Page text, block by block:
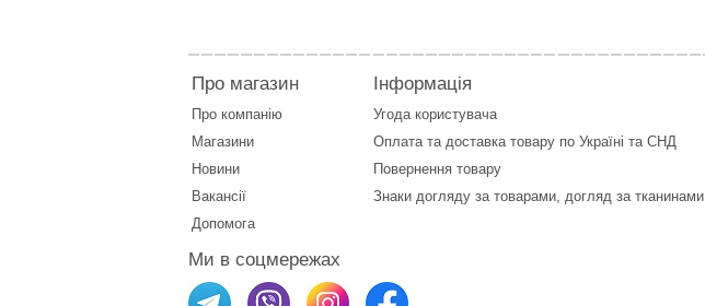
Про магазин
Про компанію
Магазини
Новини
Вакансії
Допомога
Інформація
Угода користувача
Оплата та доставка товару по Україні та СНД
Повернення товару
Знаки догляду за товарами, догляд за тканинами
Ми в соцмережах